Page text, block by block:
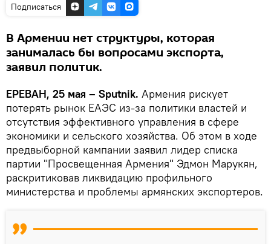
Подписаться
В Армении нет структуры, которая
занималась бы вопросами экспорта,
заявил политик.
ЕРЕВАН, 25 мая – Sputnik. Армения рискует
потерять рынок ЕАЭС из-за политики властей и
отсутствия эффективного управления в сфере
экономики и сельского хозяйства. Об этом в ходе
предвыборной кампании заявил лидер списка
партии "Просвещенная Армения" Эдмон Марукян,
раскритиковав ликвидацию профильного
министерства и проблемы армянских экспортеров.